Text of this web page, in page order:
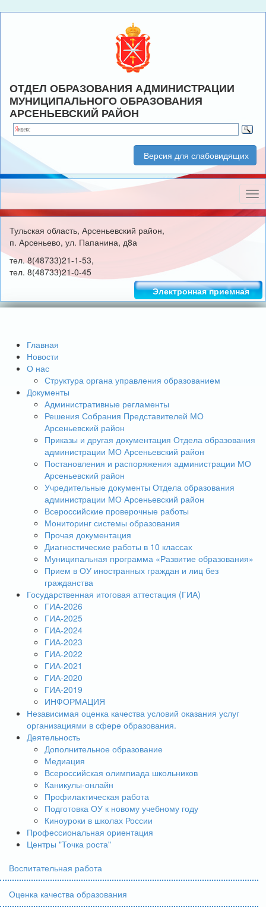
ОТДЕЛ ОБРАЗОВАНИЯ АДМИНИСТРАЦИИ
МУНИЦИПАЛЬНОГО ОБРАЗОВАНИЯ
АРСЕНЬЕВСКИЙ РАЙОН
Версия для слабовидящих
Тульская область, Арсеньевский район,
п. Арсеньево, ул. Папанина, д8а
тел. 8(48733)21-1-53,
тел. 8(48733)21-0-45
Электронная приемная
Главная
Новости
О нас
Структура органа управления образованием
Документы
Административные регламенты
Решения Собрания Представителей МО
Арсеньевский район
Приказы и другая документация Отдела образования
администрации МО Арсеньевский район
Постановления и распоряжения администрации МО
Арсеньевский район
Учредительные документы Отдела образования
администрации МО Арсеньевский район
Всероссийские проверочные работы
Мониторинг системы образования
Прочая документация
Диагностические работы в 10 классах
Муниципальная программа «Развитие образования»
Прием в ОУ иностранных граждан и лиц без
гражданства
Государственная итоговая аттестация (ГИА)
ГИА-2026
ГИА-2025
ГИА-2024
ГИА-2023
ГИА-2022
ГИА-2021
ГИА-2020
ГИА-2019
ИНФОРМАЦИЯ
Независимая оценка качества условий оказания услуг
организациями в сфере образования.
Деятельность
Дополнительное образование
Медиация
Всероссийская олимпиада школьников
Каникулы-онлайн
Профилактическая работа
Подготовка ОУ к новому учебному году
Киноуроки в школах России
Профессиональная ориентация
Центры "Точка роста"
Воспитательная работа
Оценка качества образования